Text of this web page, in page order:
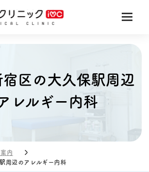
宿区の大久保駅周辺
レルギー内科
内
周辺のアレルギー内科